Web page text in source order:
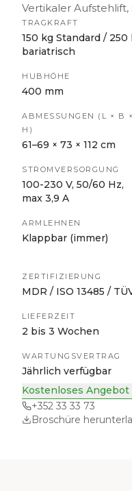
Vertikaler
TRAGKRAFT
150 kg Standard / 250
bariatrisch
HUBHÖHE
400 mm
ABMESSUNGEN (L × B ×
H)
61–69 × 73 × 112 cm
STROMVERSORGUNG
100-230 V, 50/60 Hz,
max 3,9 A
ARMLEHNEN
Klappbar (immer)
ZERTIFIZIERUNG
MDR / ISO 13485 /
LIEFERZEIT
2 bis 3 Wochen
WARTUNGSVERTRAG
Jährlich verfügbar
Kostenloses
+352 33 33 73
Broschüre